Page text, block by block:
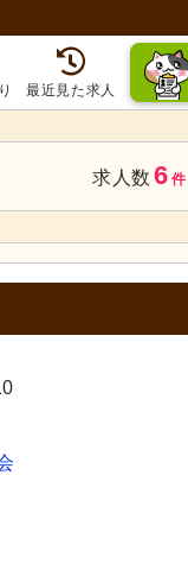
最近見た求人
求人数 6 件